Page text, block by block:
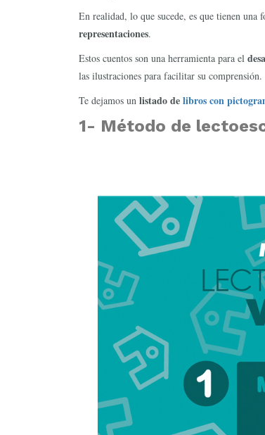
En realidad, lo que sucede, es que tienen una
representaciones.
Estos cuentos son una herramienta para el
las ilustraciones para facilitar su comprensión.
Te dejamos un listado delibros con
1- Método de